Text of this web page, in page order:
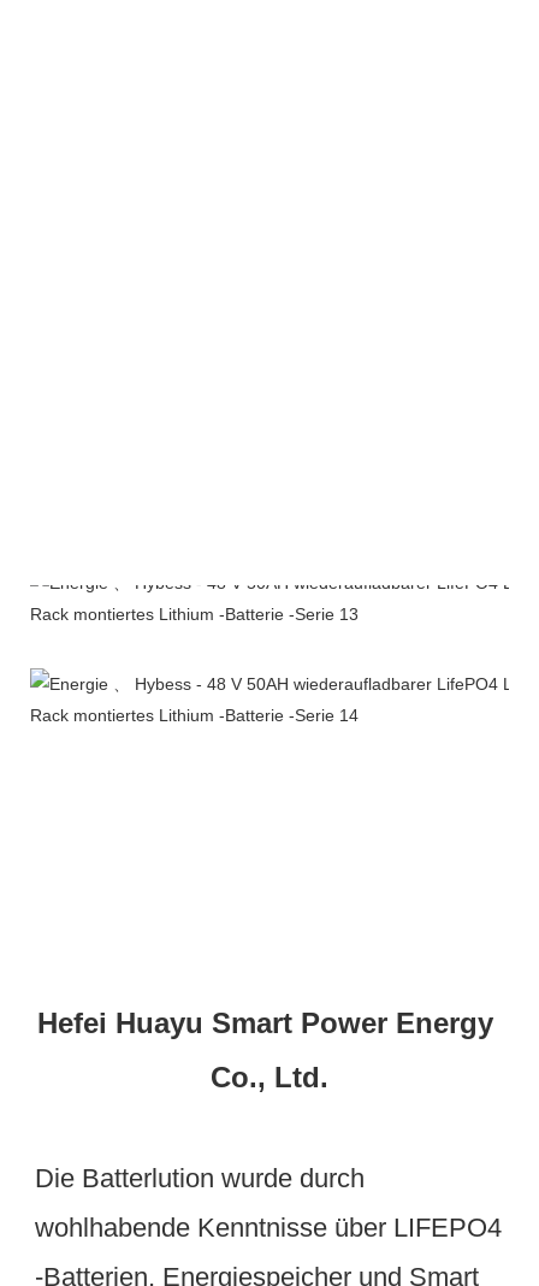
Hefei Huayu Smart Power Energy
Die Batterlution wurde durch
wohlhabende Kenntnisse über LIFEPO4
-Batterien, Energiespeicher und Smart